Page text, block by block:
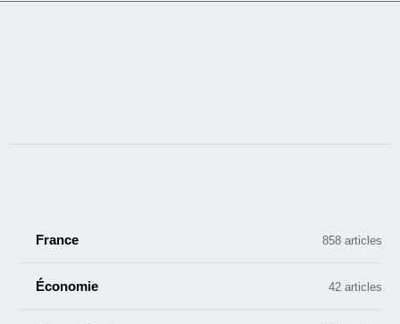
France 858 articles
Économie 42 articles